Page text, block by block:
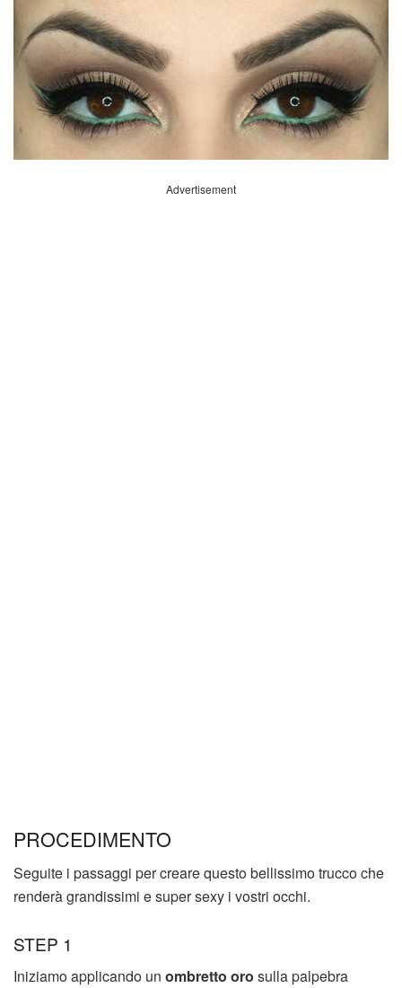
Advertisement
PROCEDIMENTO
Seguite i passaggi per creare questo bellissimo trucco che
renderà grandissimi e super sexy i vostri occhi.
STEP 1
Iniziamo applicando un ombretto oro sulla palpebra